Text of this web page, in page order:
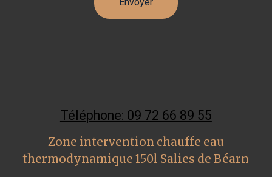
Téléphone: 09 72 66 89 55
Zone intervention chauffe eau
thermodynamique 150l Salies de Béarn